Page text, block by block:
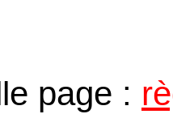
page :